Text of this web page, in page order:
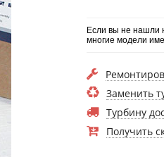
Если вы не нашли
многие модели
Заменить
Турбину
Получить